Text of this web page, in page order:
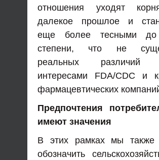
отношения уходят
далекое прошлое и
еще более тесными до
степени, что не
реальных различий
интересами FDA/CDC и
фармацевтических
Предпочтения
имеют значения
В этих рамках мы
обозначить